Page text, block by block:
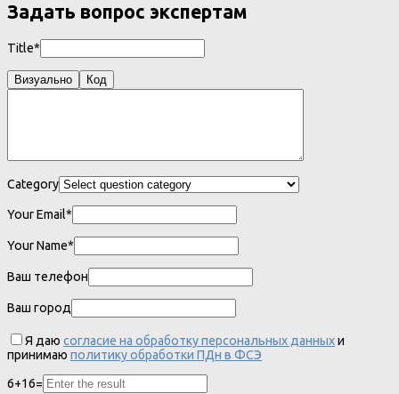
Задать вопрос экспертам
Title*
Визуально Код
Category
Your Email*
Your Name*
Ваш телефон
Ваш город
Я даю согласие на обработку персональных данныхи
принимаю политику обработки ПДн в ФСЭ
6+16=